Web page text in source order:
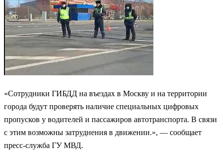
«Сотрудники ГИБДД на въездах в Москву и на территории
города будут проверять наличие специальных цифровых
пропусков у водителей и пассажиров автотранспорта. В связи
с этим возможны затруднения в движении.», — сообщает
пресс-служба ГУ МВД.